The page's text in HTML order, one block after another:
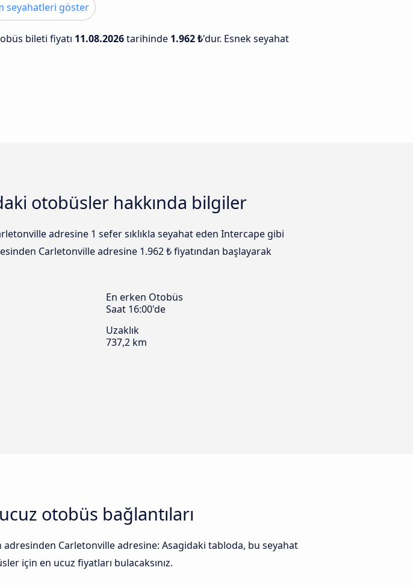
seyahatleri göster
bileti fiyatı 11.08.2026tarihinde 1.962 ₺'dur. Esnek seyahat
otobüsler hakkında bilgiler
adresine 1 sefer sıklıkla seyahat eden Intercape gibi
Carletonville adresine 1.962 ₺ fiyatından başlayarak
En erken Otobüs
Saat 16:00'de
Uzaklık
737,2 km
otobüs bağlantıları
Carletonville adresine: Asagidaki tabloda, bu seyahat
için en ucuz fiyatları bulacaksınız.